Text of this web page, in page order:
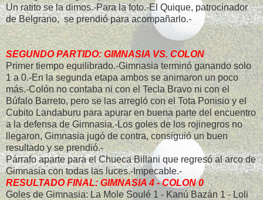
Un ratito se la dimos.-Para la foto.-El Quique, patrocinador
de Belgrano, se prendió para acompañarlo.-
SEGUNDO PARTIDO: GIMNASIA VS. COLON
Primer tiempo equilibrado.-Gimnasia terminó ganando solo
1 a 0.-En la segunda etapa ambos se animaron un poco
más.-Colón no contaba ni con el Tecla Bravo ni con el
Búfalo Barreto, pero se las arregló con el Tota Ponisio y el
Cubito Landaburu para apurar en buena parte del encuentro
a la defensa de Gimnasia.-Los goles de los rojinegros no
llegaron, Gimnasia jugó de contra, consiguió un buen
resultado y se prendió.-
Párrafo aparte para el Chueca Billani que regresó al arco de
Gimnasia con todas las luces.-Impecable.-
RESULTADO FINAL: GIMNASIA 4 - COLON 0
Goles de Gimnasia: La Mole Soulé 1 - Kanú Bazán 1 - Loli